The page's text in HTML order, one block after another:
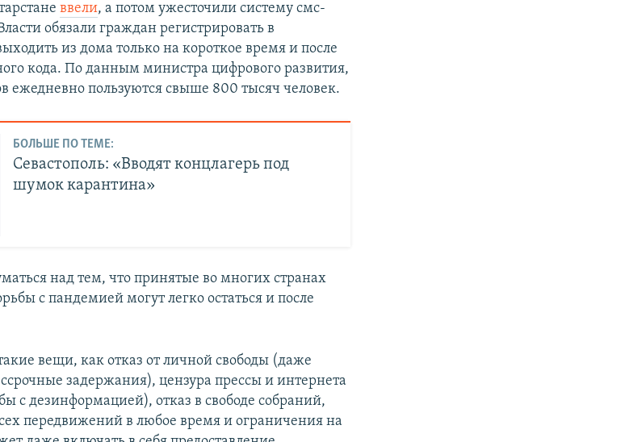
ввели, а потом ужесточили систему смс-
обязали граждан регистрировать в
из дома только на короткое время и после
кода. По данным министра цифрового развития,
ежедневно пользуются свыше 800 тысяч человек.
БОЛЬШЕ ПО ТЕМЕ:
Севастополь: «Вводят концлагерь под
шумок карантина»
над тем, что принятые во многих странах
с пандемией могут легко остаться и после
вещи, как отказ от личной свободы (даже
задержания), цензура прессы и интернета
с дезинформацией), отказ в свободе собраний,
передвижений в любое время и ограничения на